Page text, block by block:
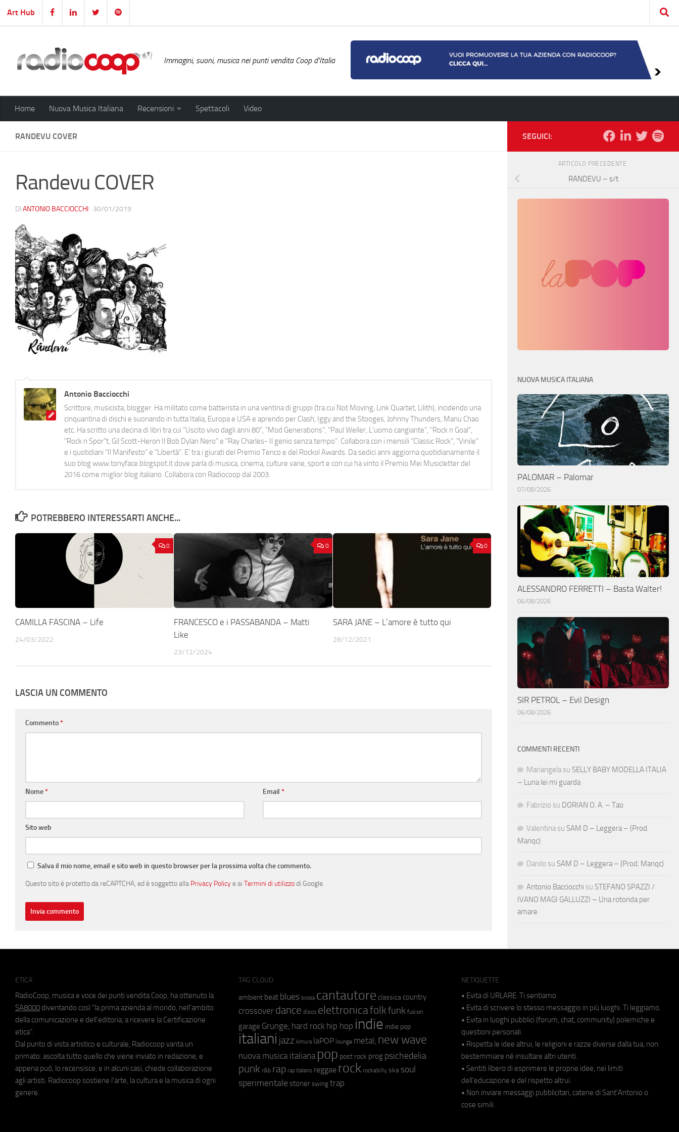
Salta al contenuto
Art Hub
Immagini, suoni, musica nei punti vendita Coop d'Italia
Home Nuova Musica Italiana Recensioni Spettacoli Video
RANDEVU COVER
Randevu COVER
DI ANTONIO BACCIOCCHI · 30/01/2019
Antonio Bacciocchi
Scrittore, musicista, blogger. Ha militato come batterista in una ventina di gruppi (tra cui Not Moving, Link Quartet, Lilith), incidendo una
cinquantina di dischi e suonando in tutta Italia, Europa e USA e aprendo per Clash, Iggy and the Stooges, Johnny Thunders, Manu Chao
etc. Ha scritto una decina di libri tra cui "Uscito vivo dagli anni 80", "Mod Generations", "Paul Weller, L’uomo cangiante", "Rock n Goal",
"Rock n Spor"t, Gil Scott-Heron Il Bob Dylan Nero" e "Ray Charles- Il genio senza tempo". Collabora con i mensili “Classic Rock”, "Vinile"
e i quotidiani “Il Manifesto” e “Libertà”. E' tra i giurati del Premio Tenco e del Rockol Awards. Da sedici anni aggiorna quotidianamente il
suo blog www.tonyface.blogspot.it dove parla di musica, cinema, culture varie, sport e con cui ha vinto il Premio Mei Musicletter del
2016 come miglior blog italiano. Collabora con Radiocoop dal 2003.
POTREBBERO INTERESSARTI ANCHE...
0
CAMILLA FASCINA – Life
24/03/2022
0
FRANCESCO e i PASSABANDA – Matti
Like
23/12/2024
0
SARA JANE – L’amore è tutto qui
28/12/2021
LASCIA UN COMMENTO
Commento*
Nome* Email*
Sito web
Salva il mio nome, email e sito web in questo browser per la prossima volta che commento.
Questo sito è protetto da reCAPTCHA, ed è soggetto alla Privacy Policye ai Termini di utilizzodi Google.
SEGUICI:
ARTICOLO PRECEDENTE
RANDEVU – s/t
NUOVA MUSICA ITALIANA
PALOMAR – Palomar
07/08/2026
ALESSANDRO FERRETTI – Basta Walter!
06/08/2026
SIR PETROL – Evil Design
06/08/2026
COMMENTI RECENTI
Mariangela su SELLY BABY MODELLA ITALIA
– Luna lei mi guarda
Fabrizio su DORIAN O. A. – Tao
Valentina su SAM D – Leggera – (Prod.
Manqc)
Danilo su SAM D – Leggera – (Prod. Manqc)
Antonio Bacciocchi su STEFANO SPAZZI /
IVANO MAGI GALLUZZI – Una rotonda per
amare
ETICA
RadioCoop, musica e voce dei punti vendita Coop, ha ottenuto la
SA8000 diventando così "la prima azienda al mondo, nell'ambito
della comunicazione e dell'editoria, a ricevere la Certificazione
etica".
Dal punto di vista artistico e culturale, Radiocoop vanta un
primato: ascolta tutto quello che viene inviato in redazione, e
appena può, lo recensisce, e in alcuni casi, chiede collaborazione
agli artisti. Radiocoop sostiene l'arte, la cultura e la musica di ogni
genere.
TAG CLOUD
ambient beat blues bossa cantautore classica country
crossover dance disco elettronicafolkfunk fusion
garage Grunge; hard rock hip hop indie indie pop
italiani jazz kimura laPOP lounge metal; new wave
nuova musica italiana pop post rock prog psichedelia
punk r&b rap rap italiano reggae rock rockabilly ska soul
sperimentale stoner swing trap
NETIQUETTE
• Evita di URLARE. Ti sentiamo.
• Evita di scrivere lo stesso messaggio in più luoghi. Ti leggiamo.
• Evita in luoghi pubblici (forum, chat, community) polemiche e
questioni personali.
• Rispetta le idee altrui, le religioni e razze diverse dalla tua, non
bestemmiare né insultare altri utenti.
• Sentiti libero di esprimere le proprie idee, nei limiti
dell'educazione e del rispetto altrui.
• Non inviare messaggi pubblicitari, catene di Sant'Antonio o
cose simili.